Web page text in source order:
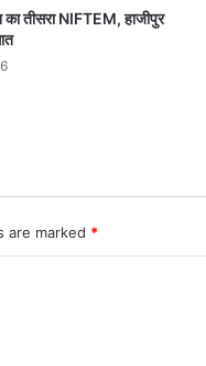
का तीसरा NIFTEM, हाजीपुर
are marked *